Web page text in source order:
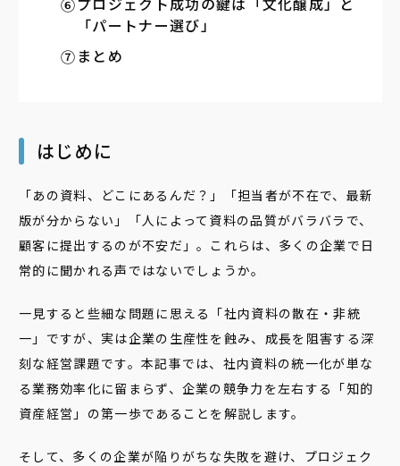
「パートナー選び」
まとめ
はじめに
「あの資料、どこにあるんだ？」「担当者が不在で、最新
版が分からない」「人によって資料の品質がバラバラで、
顧客に提出するのが不安だ」。これらは、多くの企業で日
常的に聞かれる声ではないでしょうか。
一見すると些細な問題に思える「社内資料の散在・非統
一」ですが、実は企業の生産性を蝕み、成長を阻害する深
刻な経営課題です。本記事では、社内資料の統一化が単な
る業務効率化に留まらず、企業の競争力を左右する「知的
資産経営」の第一歩であることを解説します。
そして、多くの企業が陥りがちな失敗を避け、プロジェク